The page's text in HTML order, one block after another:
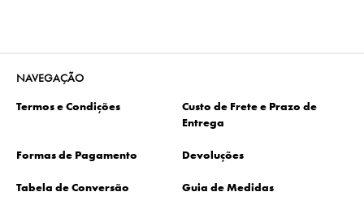
NAVEGAÇÃO
Termos e Condições
Custo de Frete e Prazo de
Entrega
Formas de Pagamento Devoluções
Tabela de Conversão Guia de Medidas